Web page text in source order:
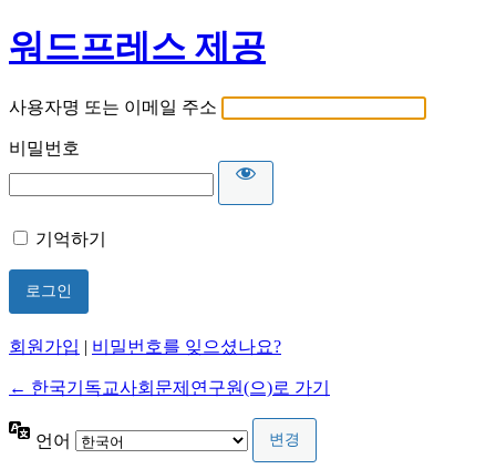
워드프레스 제공
사용자명 또는 이메일 주소
비밀번호
기억하기
회원가입 | 비밀번호를 잊으셨나요?
← 한국기독교사회문제연구원(으)로 가기
언어